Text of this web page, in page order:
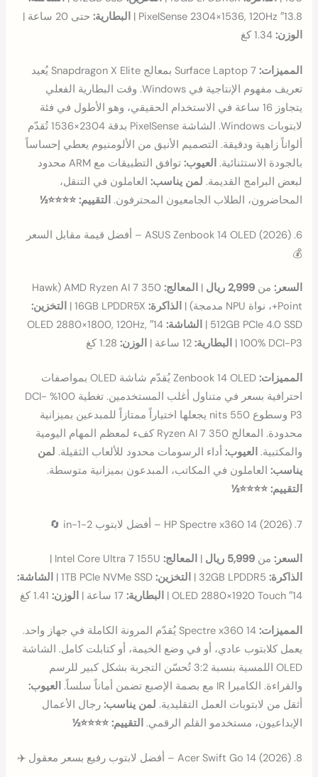
13.8″ PixelSense 2304×1536, 120Hz |
البطارية: حتى 20 ساعة |
الوزن: 1.34 كغ
المميزات:
Surface Laptop 7 بمعالج Snapdragon X Elite يُعيد
تعريف مفهوم الإنتاجية في Windows. وقت البطارية الفعلي
يتجاوز 16 ساعة في الاستخدام الحقيقي، وهو الأطول في فئة
لابتوبات Windows. الشاشة PixelSense بدقة 2304×1536 تُقدّم
ألواناً زاهية ودقيقة. التصميم الأنيق من الألومنيوم يعطي إحساساً
بالجودة الاستثنائية. العيوب:
توافق التطبيقات مع ARM محدود
لبعض البرامج القديمة. لمن يناسب: العاملون في التنقل،
المحاضرون، الطلاب الجامعيون المحترفون. التقييم: ⭐⭐⭐⭐½
6. ASUS Zenbook 14 OLED (2026) – أفضل قيمة مقابل السعر
💰
السعر: من2,999 ريال |المعالج:
AMD Ryzen AI 7 350 (Hawk
Point+، نواة NPU مدمجة) |
الذاكرة:
التخزين:
512GB PCIe 4.0 SSD |
الشاشة:
14″ OLED 2880×1800, 120Hz,
100% DCI-P3 |
البطارية: 12 ساعة | الوزن:
المميزات:
Zenbook 14 OLED يُقدّم شاشة OLED بمواصفات
احترافية بسعر في متناول أغلب المستخدمين. تغطية 100% DCI-
P3 وسطوع 550 nits يجعلها اختياراً ممتازاً للمبدعين بميزانية
محدودة. المعالج Ryzen AI 7 350 كفء لمعظم المهام اليومية
والمكتبية.العيوب: أداء الرسومات محدود للألعاب الثقيلة. لمن
يناسب: العاملون في المكاتب، المبدعون بميزانية متوسطة.
التقييم: ⭐⭐⭐⭐½
7. HP Spectre x360 14 (2026) – أفضل لابتوب 2-in-1 🔄
السعر: من5,999 ريال | المعالج:
الذاكرة:
التخزين: 1TB PCIe NVMe SSD |
الشاشة:
14″ OLED 2880×1920 Touch |
البطارية: 17 ساعة | الوزن:
المميزات:
Spectre x360 14 يُقدّم المرونة الكاملة في جهاز واحد.
يعمل كلابتوب عادي، أو في وضع الخيمة، أو كتابلت كامل. الشاشة
OLED اللمسية بنسبة 3:2 تُحسّن التجربة بشكل كبير للرسم
والقراءة. الكاميرا IR مع بصمة الإصبع تضمن أماناً سلساً.
العيوب:
أثقل من لابتوبات العمل التقليدية. لمن يناسب: رجال الأعمال
الإبداعيون، مستخدمو القلم الرقمي.التقييم: ⭐⭐⭐⭐½
8. Acer Swift Go 14 (2026) – أفضل لابتوب رفيع بسعر معقول ✈️